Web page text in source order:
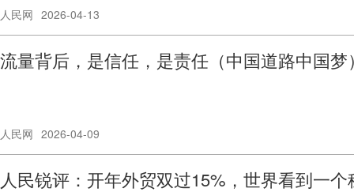
人民网 2026-04-13
流量背后，是信任，是责任（中国道路中国梦
人民网 2026-04-09
人民锐评：开年外贸双过15%，世界看到一个